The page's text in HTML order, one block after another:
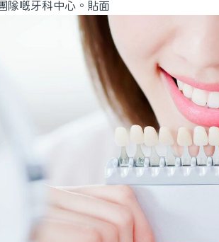
隊嘅牙科中心。貼面